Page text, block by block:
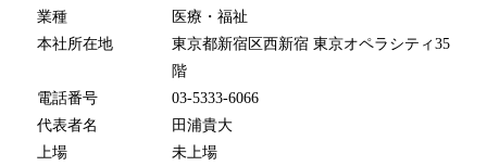
業種
医療・福祉
本社所在地
東京都新宿区西新宿 東京オペラシティ35
階
電話番号
03-5333-6066
代表者名
田浦貴大
上場
未上場